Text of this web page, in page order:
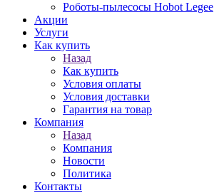
Роботы-пылесосы Hobot Legee
Акции
Услуги
Как купить
Назад
Как купить
Условия оплаты
Условия доставки
Гарантия на товар
Компания
Назад
Компания
Новости
Политика
Контакты